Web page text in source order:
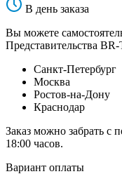
В день заказа
Вы можете
Представительства
Санкт-Петербург
Москва
Ростов-на-Дону
Краснодар
Заказ можно забрать с
18:00 часов.
Вариант оплаты